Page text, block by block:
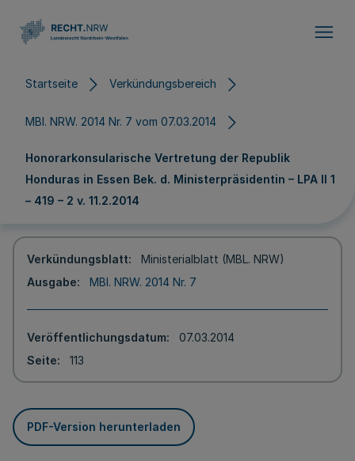
Startseite Verkündungsbereich
MBl. NRW. 2014 Nr. 7 vom 07.03.2014
Honorarkonsularische Vertretung der Republik
Honduras in Essen Bek. d. Ministerpräsidentin – LPA II 1
– 419 – 2 v. 11.2.2014
Verkündungsblatt
Ministerialblatt (MBL. NRW)
Ausgabe
MBl. NRW. 2014 Nr. 7
Veröffentlichungsdatum
07.03.2014
Seite
113
PDF-Version herunterladen